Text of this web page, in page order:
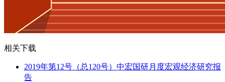
相关下载
2019年第12号（总120号）中宏国研月度宏观经济研究报
告